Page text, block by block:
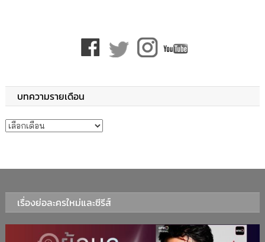
บทความรายเดือน
บทความรายเดือน
เรื่องย่อละครใหม่และซีรีส์